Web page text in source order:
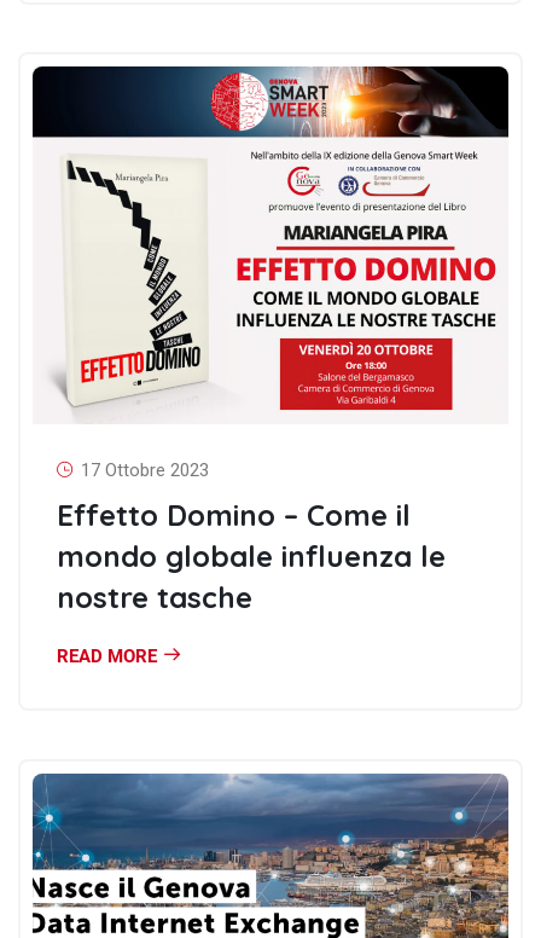
17 Ottobre 2023
Effetto Domino – Come il
mondo globale influenza le
nostre tasche
READ MORE